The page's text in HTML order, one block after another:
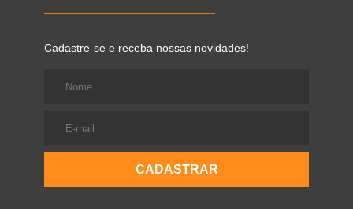
Cadastre-se e receba nossas novidades!